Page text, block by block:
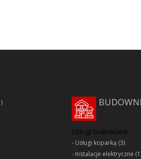
Usługi budowlane
Usługi koparką (3)
Instalacje elektryczne